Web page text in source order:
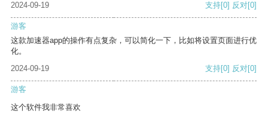
2024-09-19
支持[0] 反对[0]
游客
这款加速器app的操作有点复杂，可以简化一下，比如将设置页面进行优
化。
2024-09-19
支持[0] 反对[0]
游客
这个软件我非常喜欢